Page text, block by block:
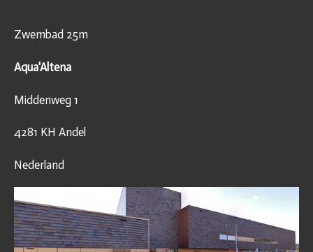
Zwembad 25m
Aqua'Altena
Middenweg 1
4281 KH Andel
Nederland